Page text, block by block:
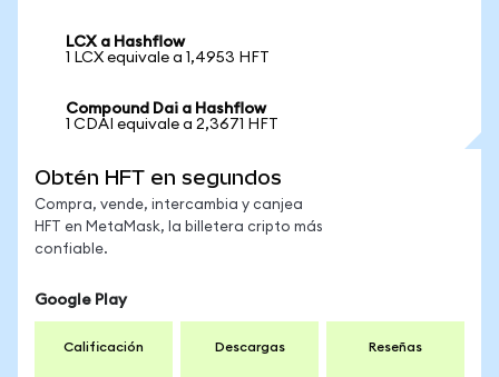
LCX a Hashflow
1 LCX equivale a 1,4953 HFT
Compound Dai a Hashflow
1 CDAI equivale a 2,3671 HFT
Obtén HFT en segundos
Compra, vende, intercambia y canjea
HFT en MetaMask, la billetera cripto más
confiable.
Google Play
Calificación Descargas Reseñas